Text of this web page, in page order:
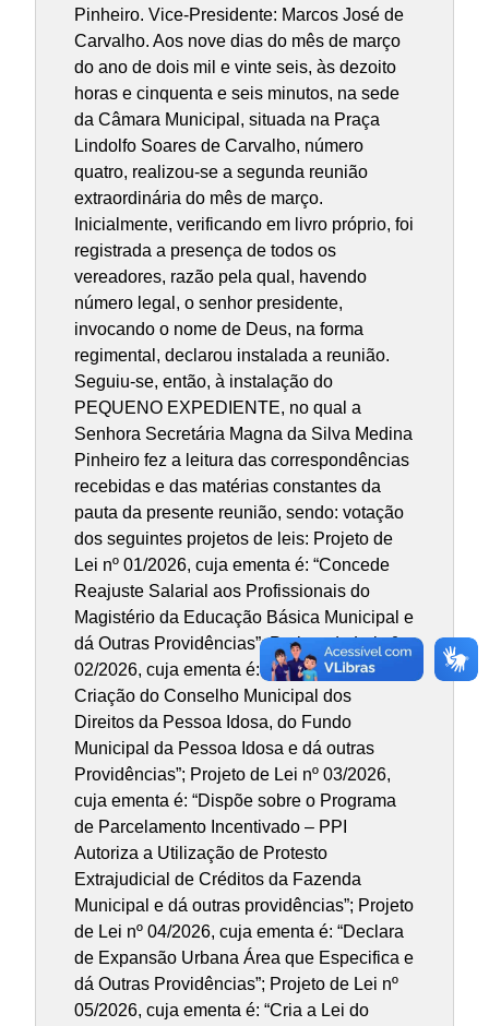
Pinheiro. Vice-Presidente: Marcos José de
Carvalho. Aos nove dias do mês de março
do ano de dois mil e vinte seis, às dezoito
horas e cinquenta e seis minutos, na sede
da Câmara Municipal, situada na Praça
Lindolfo Soares de Carvalho, número
quatro, realizou-se a segunda reunião
extraordinária do mês de março.
Inicialmente, verificando em livro próprio, foi
registrada a presença de todos os
vereadores, razão pela qual, havendo
número legal, o senhor presidente,
invocando o nome de Deus, na forma
regimental, declarou instalada a reunião.
Seguiu-se, então, à instalação do
PEQUENO EXPEDIENTE, no qual a
Senhora Secretária Magna da Silva Medina
Pinheiro fez a leitura das correspondências
recebidas e das matérias constantes da
pauta da presente reunião, sendo: votação
dos seguintes projetos de leis: Projeto de
Lei nº 01/2026, cuja ementa é: “Concede
Reajuste Salarial aos Profissionais do
Magistério da Educação Básica Municipal e
dá Outras Providências”; Projeto de Lei nº
02/2026, cuja ementa é: “Dispõe Sobre a
Criação do Conselho Municipal dos
Direitos da Pessoa Idosa, do Fundo
Municipal da Pessoa Idosa e dá outras
Providências”; Projeto de Lei nº 03/2026,
cuja ementa é: “Dispõe sobre o Programa
de Parcelamento Incentivado – PPI
Autoriza a Utilização de Protesto
Extrajudicial de Créditos da Fazenda
Municipal e dá outras providências”; Projeto
de Lei nº 04/2026, cuja ementa é: “Declara
de Expansão Urbana Área que Especifica e
dá Outras Providências”; Projeto de Lei nº
05/2026, cuja ementa é: “Cria a Lei do